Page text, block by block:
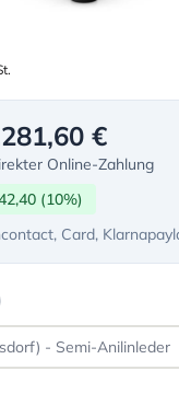
€
Online-Zahlung
(10%)
Card,